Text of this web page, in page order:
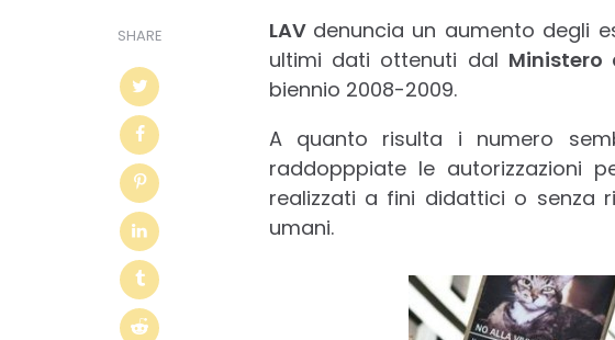
SHARE LAV denuncia un aumento degli
ultimi dati ottenuti dal Ministero
biennio 2008-2009.
A quanto risulta i numero
raddopppiate le autorizzazioni
realizzati a fini didattici o senza
umani.